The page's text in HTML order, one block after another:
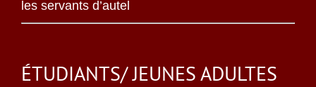
les servants d’autel
ÉTUDIANTS/ JEUNES ADULTES